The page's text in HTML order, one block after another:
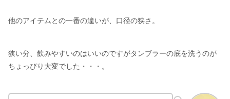
他のアイテムとの一番の違いが、口径の狭さ。
狭い分、飲みやすいのはいいのですがタンブラーの底を洗うのが
ちょっぴり大変でした・・・。